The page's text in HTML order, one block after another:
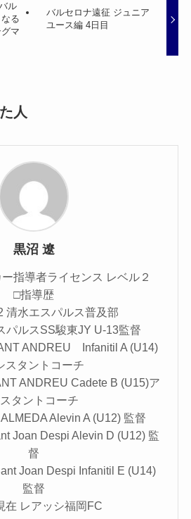
ル
る
マ
バルセロナ遠征 ジュニア
ユース編 4日目
人
黒沼 遼
指導者ライセンス レベル２
□指導歴
清水エスパルス普及部
パルスSS駿東JY U-13監督
ANDREU Infanitil A (U14)
スタントコーチ
ANDREU Cadete B (U15)ア
タントコーチ
Alevin A (U12) 監督
Joan Despi Alevin D (U12) 監
督
Despi Infanitil E (U14)
監督
在 レアッシ福岡FC